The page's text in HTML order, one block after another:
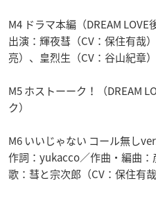
M4 ドラマ本編（DREAM LOVE
出演：輝夜彗（CV：保住有哉
亮）、皇烈生（CV：谷山紀章）
M5 ホストーーク！（DREAM
ク）
M6 いいじゃない コール無し
作詞：yukacco／作曲・編曲：
歌：彗と宗次郎（CV：保住有